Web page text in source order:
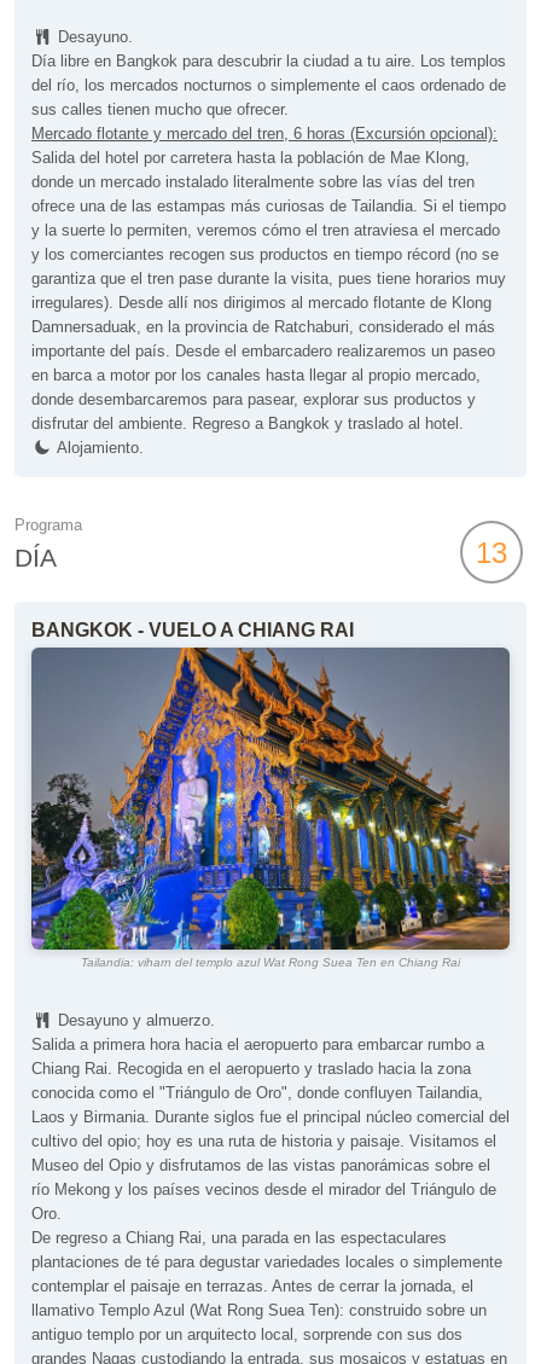
Desayuno.
Día libre en Bangkok para descubrir la ciudad a tu aire. Los templos
del río, los mercados nocturnos o simplemente el caos ordenado de
sus calles tienen mucho que ofrecer.
Mercado flotante y mercado del tren, 6 horas (Excursión opcional):
Salida del hotel por carretera hasta la población de Mae Klong,
donde un mercado instalado literalmente sobre las vías del tren
ofrece una de las estampas más curiosas de Tailandia. Si el tiempo
y la suerte lo permiten, veremos cómo el tren atraviesa el mercado
y los comerciantes recogen sus productos en tiempo récord (no se
garantiza que el tren pase durante la visita, pues tiene horarios muy
irregulares). Desde allí nos dirigimos al mercado flotante de Klong
Damnersaduak, en la provincia de Ratchaburi, considerado el más
importante del país. Desde el embarcadero realizaremos un paseo
en barca a motor por los canales hasta llegar al propio mercado,
donde desembarcaremos para pasear, explorar sus productos y
disfrutar del ambiente. Regreso a Bangkok y traslado al hotel.
Alojamiento.
Programa
DÍA 13
BANGKOK - VUELO A CHIANG RAI
Tailandia: viharn del templo azul Wat Rong Suea Ten en Chiang Rai
Desayuno y almuerzo.
Salida a primera hora hacia el aeropuerto para embarcar rumbo a
Chiang Rai. Recogida en el aeropuerto y traslado hacia la zona
conocida como el "Triángulo de Oro", donde confluyen Tailandia,
Laos y Birmania. Durante siglos fue el principal núcleo comercial del
cultivo del opio; hoy es una ruta de historia y paisaje. Visitamos el
Museo del Opio y disfrutamos de las vistas panorámicas sobre el
río Mekong y los países vecinos desde el mirador del Triángulo de
Oro.
De regreso a Chiang Rai, una parada en las espectaculares
plantaciones de té para degustar variedades locales o simplemente
contemplar el paisaje en terrazas. Antes de cerrar la jornada, el
llamativo Templo Azul (Wat Rong Suea Ten): construido sobre un
antiguo templo por un arquitecto local, sorprende con sus dos
grandes Nagas custodiando la entrada, sus mosaicos y estatuas en